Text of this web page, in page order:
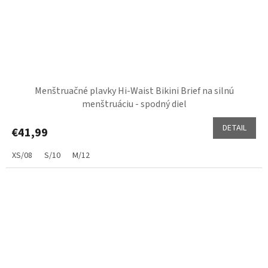
Menštruačné plavky Hi-Waist Bikini Brief na silnú
menštruáciu - spodný diel
€41,99 DETAIL
XS/08 S/10 M/12